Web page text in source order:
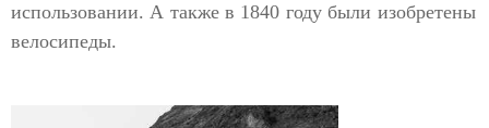
использовании. А также в 1840 году были изобретены
велосипеды.